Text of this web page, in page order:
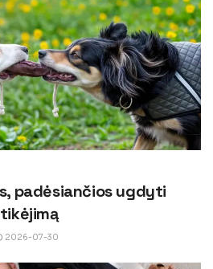
padėsiančios ugdyti
2026-07-30